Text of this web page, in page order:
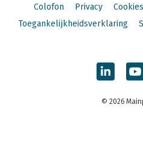
Colofon
Privacy Cookies
Toegankelijkheidsverklaring
© 2026